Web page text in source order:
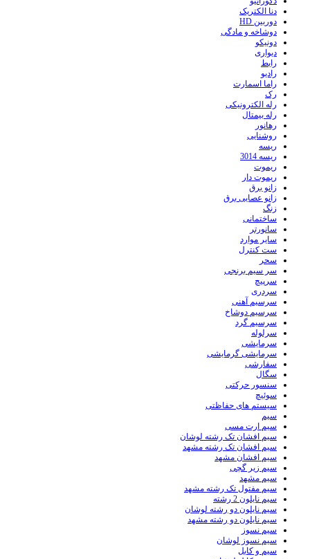
دنا الکتریک
دوربین HD
دوشاخه و مادگی
دونیکو
دیواری
رابط
رادیو
راما اسمارت
رک
رله الکترونیکی
رله بیمتال
رهانور
روشنایی
ریسه
ریسه 3014
ریموت
ریموت دار
زانو برق
زانو عصایی برق
زنگ
ساختمانی
سانورتر
سایر موارد
ست کنترل
سحر
سر سیم برنجی
سرپیچ
سردری
سرسیم آهنی
سرسیم دوشاخ
سرسیم گرد
سرلوله
سرمایشی
سرمایشی گرمایشی
سفارشی
سگال
سنسور حرکتی
سوئیچ
سیستم های حفاظتی
سیم
سیم ارت مسی
سیم افشان تک رشته لوشان
سیم افشان تک رشته مشهد
سیم افشان مشهد
سیم زیر گچی
سیم مشهد
سیم مفتول تک رشته مشهد
سیم نایلون 2 رشته
سیم نایلون دو رشته لوشان
سیم نایلون دو رشته مشهد
سیم نسوز
سیم نسوز لوشان
سیم و کابل